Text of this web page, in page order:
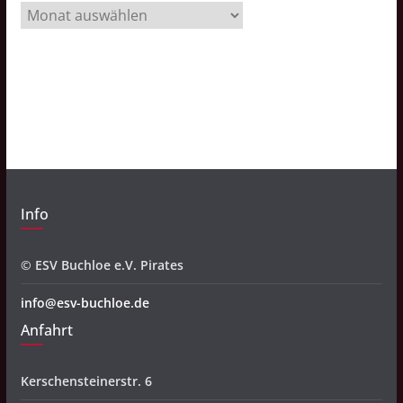
Info
© ESV Buchloe e.V. Pirates
info@esv-buchloe.de
Anfahrt
Kerschensteinerstr. 6